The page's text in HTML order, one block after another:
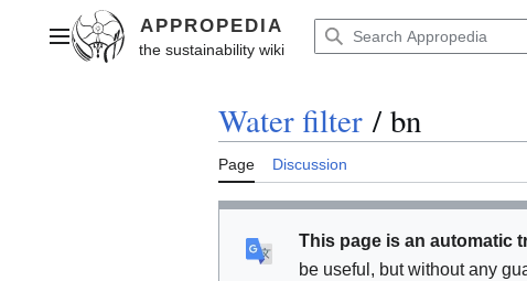
contentMain menu
Water filter / bn
Page Discussion
This page is an automatic
be useful, but without any